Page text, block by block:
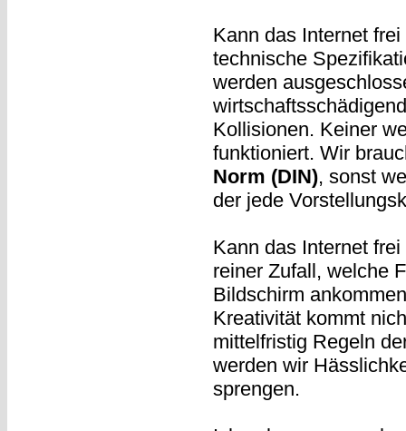
Kann das Internet
technische
werden
Kollisionen. Keiner
funktioniert. Wir
Norm (DIN), sonst
der jede
Kann das Internet
reiner Zufall, welche
Bildschirm
Kreativität kommt
mittelfristig Regeln
werden wir
sprengen.